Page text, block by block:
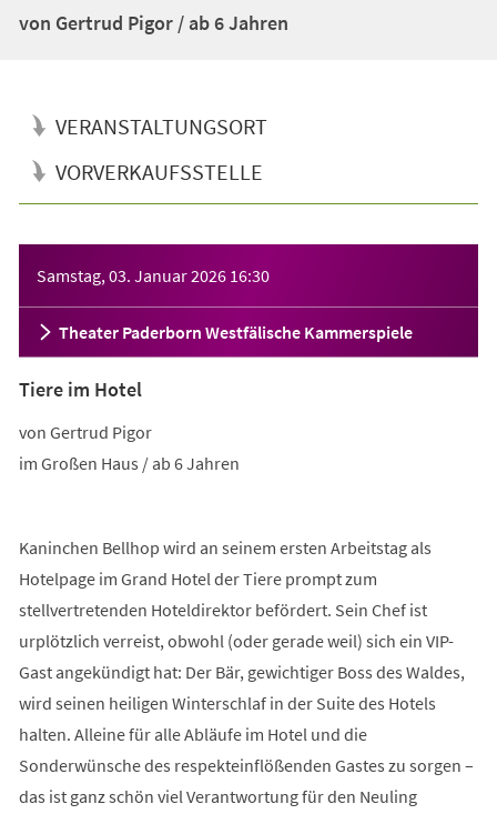
von Gertrud Pigor / ab 6 Jahren
VERANSTALTUNGSORT
VORVERKAUFSSTELLE
Samstag, 03. Januar 2026 16:30
Theater Paderborn Westfälische Kammerspiele
Tiere im Hotel
von Gertrud Pigor
im Großen Haus / ab 6 Jahren
Kaninchen Bellhop wird an seinem ersten Arbeitstag als
Hotelpage im Grand Hotel der Tiere prompt zum
stellvertretenden Hoteldirektor befördert. Sein Chef ist
urplötzlich verreist, obwohl (oder gerade weil) sich ein VIP-
Gast angekündigt hat: Der Bär, gewichtiger Boss des Waldes,
wird seinen heiligen Winterschlaf in der Suite des Hotels
halten. Alleine für alle Abläufe im Hotel und die
Sonderwünsche des respekteinflößenden Gastes zu sorgen –
das ist ganz schön viel Verantwortung für den Neuling